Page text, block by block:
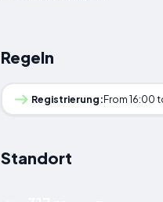
Regeln
Registrierung:From 16:00
Standort